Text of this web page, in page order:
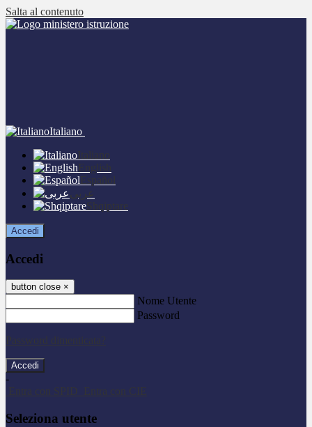
Salta al contenuto
Italiano
Italiano
English
Español
عربى
Shqiptare
Accedi
Accedi
button close ×
Nome Utente
Password
Password dimenticata?
-
Entra con SPID
Entra con CIE
Seleziona utente